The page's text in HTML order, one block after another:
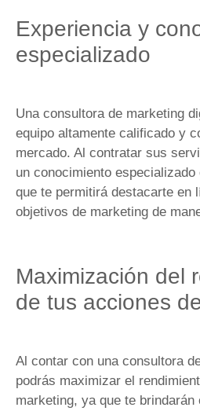
Experiencia y
especializado
Una consultora de marketing
equipo altamente calificado y
mercado. Al contratar sus
un conocimiento
que te permitirá destacarte en
objetivos de marketing de
Maximización del
de tus acciones
Al contar con una consultora
podrás maximizar el
marketing, ya que te brindarán